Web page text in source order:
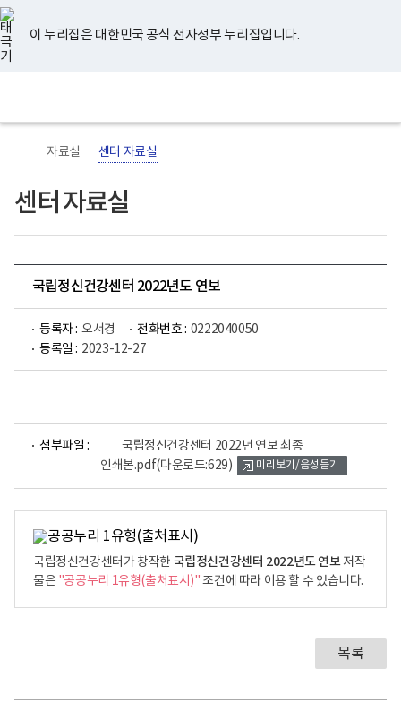
너
비
767px
이
하
이 누리집은 대한민국 공식 전자정부 누리집입니다.
지
검
메
홈
자료실 센터 자료실
센터 자료실
국립정신건강센터 2022년도 연보
등록자 : 오서경 전화번호 : 0222040050
등록일 : 2023-12-27
첨부파일 :
국립정신건강센터 2022년 연보 최종
인쇄본.pdf(다운로드:629)
어
미리보기/음성듣기
국립정신건강센터가 창작한 국립정신건강센터 2022년도 연보저작
물은 "공공누리 1유형(출처표시)"조건에 따라 이용 할 수 있습니다.
목록
유
튜
브
페
이
스
북
인
스
타
그
램
블
로
그